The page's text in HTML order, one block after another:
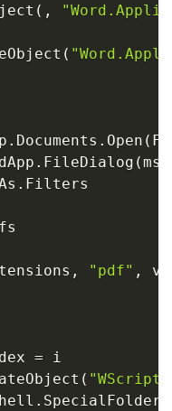
( ,
(
. Documents . Open (
. FileDialog (
. Filters
, "pdf" ,
=
(
. SpecialFolders